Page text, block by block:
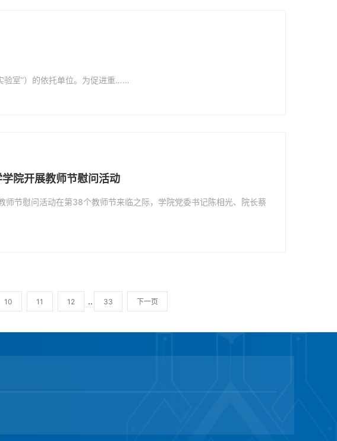
验室”）的依托单位。为促进重……
院开展教师节慰问活动
节慰问活动在第38个教师节来临之际，学院党委书记陈相光、院长蔡
10 11 12 .. 33 下一页